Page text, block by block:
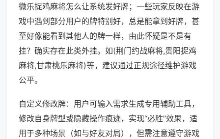
微乐捉鸡麻将怎么让系统发好牌；一些玩家反映在游
戏中遇到部分用户的牌特别好，总是能拿到好牌，甚
至好像能看到其他人的牌一样，由此怀疑是不是有
挂？确实存在此类外挂。如(荆门约战麻将,贵阳捉鸡
麻将,甘肃桃乐麻将)等，建议通过正规途径维护游戏
公平。
自定义修改牌：用户可输入需求生成专用辅助工具，
修改自身牌型或隐藏操作痕迹，实现“必胜”效果，适
用于多种场景（如与好友对局），但需注意遵守游戏